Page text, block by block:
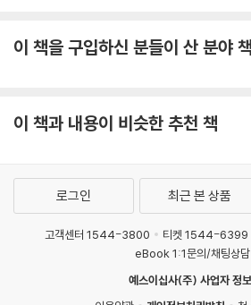
이 책을 구입하신 분들이 산 분야 책
이 책과 내용이 비슷한 추천 책
로그인 최근 본 상품
고객센터 1544-3800 티켓 1544-6399
eBook 1:1문의/채팅상담
예스이십사(주) 사업자 정보